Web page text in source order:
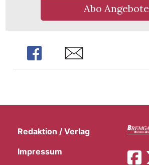
Abo Angebote
Share Share
Redaktion / Verlag
Impressum